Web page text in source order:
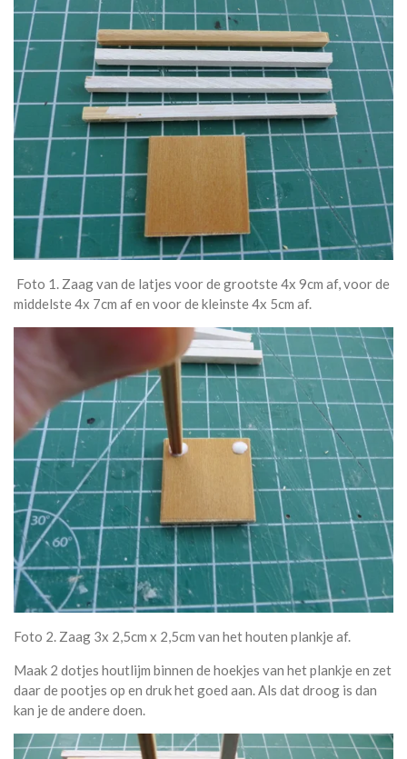
Foto 1. Zaag van de latjes voor de grootste 4x 9cm af, voor de
middelste 4x 7cm af en voor de kleinste 4x 5cm af.
Foto 2. Zaag 3x 2,5cm x 2,5cm van het houten plankje af.
Maak 2 dotjes houtlijm binnen de hoekjes van het plankje en zet
daar de pootjes op en druk het goed aan. Als dat droog is dan
kan je de andere doen.